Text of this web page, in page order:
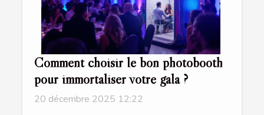
Comment choisir le bon photobooth
pour immortaliser votre gala ?
20 décembre 2025 12:22